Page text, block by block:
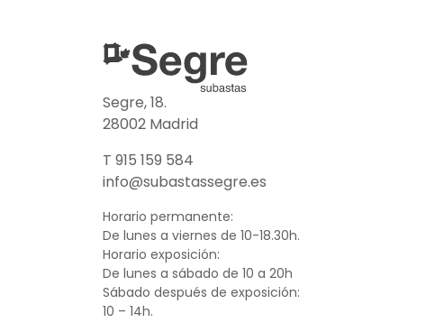
Segre, 18.
28002 Madrid
T 915 159 584
info@subastassegre.es
Horario permanente:
De lunes a viernes de 10-18.30h.
Horario exposición:
De lunes a sábado de 10 a 20h
Sábado después de exposición:
10 – 14h.